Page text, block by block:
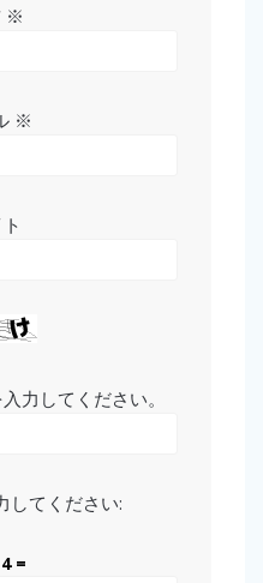
※
※
力してください。
してください:
=